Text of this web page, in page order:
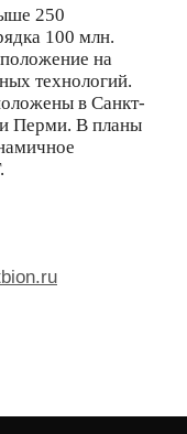
250
100 млн.
на
технологий.
в Санкт-
Перми. В планы